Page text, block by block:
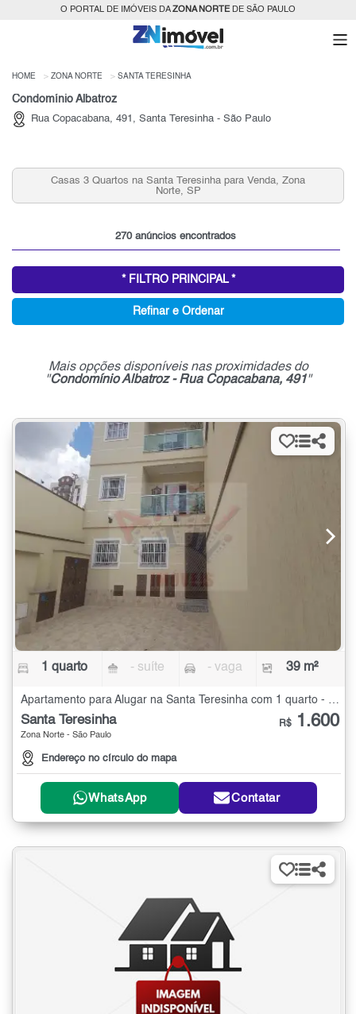
O PORTAL DE IMÓVEIS DAZONA NORTEDE SÃO PAULO
HOME ZONA NORTE SANTA TERESINHA
Condomínio Albatroz
Rua Copacabana, 491, Santa Teresinha - São Paulo
Casas 3 Quartos na Santa Teresinha para Venda, Zona
Norte, SP
270 anúncios encontrados
* FILTRO PRINCIPAL *
Refinar e Ordenar
Mais opções disponíveis nas proximidades do
"Condomínio Albatroz - Rua Copacabana, 491"
1 quarto - suíte - vaga 39 m²
Apartamento para Alugar na Santa Teresinha com 1 quarto - 39 m²
Santa Teresinha
Zona Norte - São Paulo
Endereço no círculo do mapa
R$ 1.600
WhatsApp Contatar